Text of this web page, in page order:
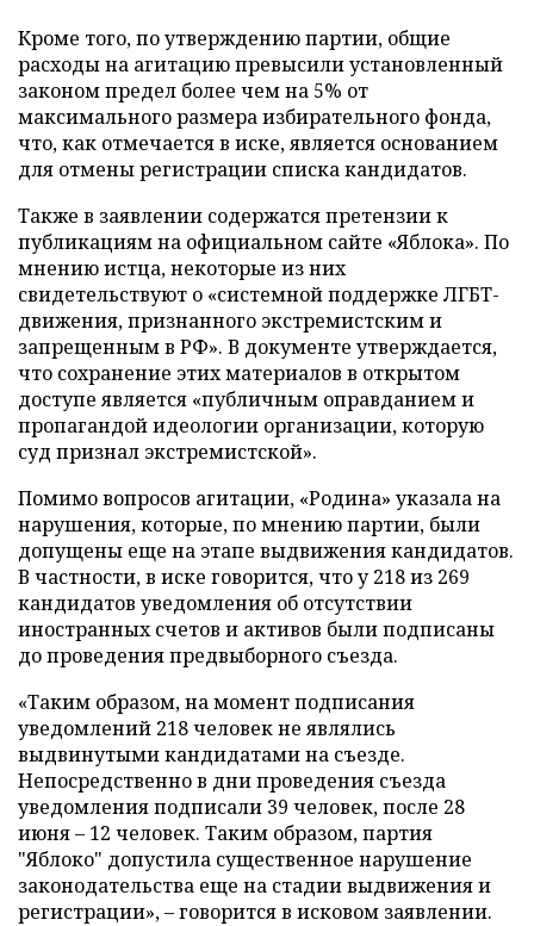
Кроме того, по утверждению партии, общие
расходы на агитацию превысили установленный
законом предел более чем на 5% от
максимального размера избирательного фонда,
что, как отмечается в иске, является основанием
для отмены регистрации списка кандидатов.
Также в заявлении содержатся претензии к
публикациям на официальном сайте «Яблока». По
мнению истца, некоторые из них
свидетельствуют о «системной поддержке ЛГБТ-
движения, признанного экстремистским и
запрещенным в РФ». В документе утверждается,
что сохранение этих материалов в открытом
доступе является «публичным оправданием и
пропагандой идеологии организации, которую
суд признал экстремистской».
Помимо вопросов агитации, «Родина» указала на
нарушения, которые, по мнению партии, были
допущены еще на этапе выдвижения кандидатов.
В частности, в иске говорится, что у 218 из 269
кандидатов уведомления об отсутствии
иностранных счетов и активов были подписаны
до проведения предвыборного съезда.
«Таким образом, на момент подписания
уведомлений 218 человек не являлись
выдвинутыми кандидатами на съезде.
Непосредственно в дни проведения съезда
уведомления подписали 39 человек, после 28
июня – 12 человек. Таким образом, партия
"Яблоко" допустила существенное нарушение
законодательства еще на стадии выдвижения и
регистрации», – говорится в исковом заявлении.